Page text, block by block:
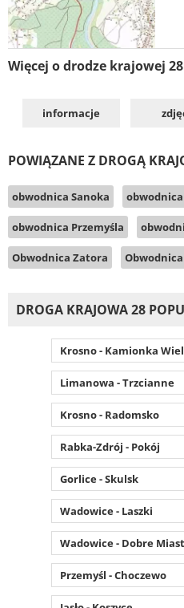
Więcej o drodze krajowej
informacje
POWIĄZANE Z DROGĄ
obwodnica Sanoka obwodnica
obwodnica Przemyśla
Obwodnica Zatora
DROGA KRAJOWA 28
Krosno - Kamionka
Limanowa - Trzcianne
Krosno - Radomsko
Rabka-Zdrój - Pokój
Gorlice - Skulsk
Wadowice - Laszki
Wadowice - Dobre
Przemyśl - Choczewo